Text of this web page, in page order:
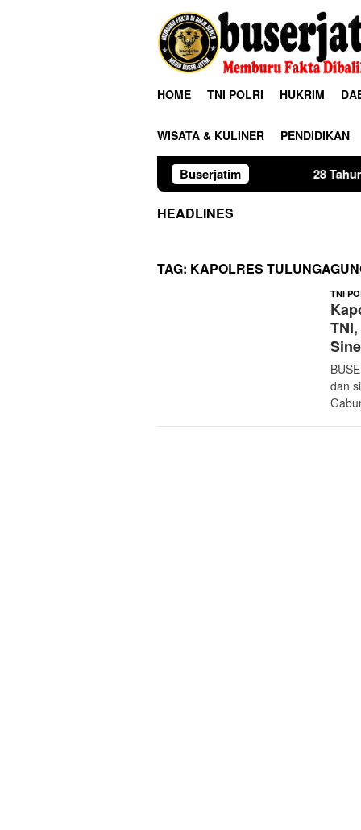
HOME TNI POLRI HUKRIM
WISATA & KULINER PENDIDIKAN
Buserjatim28 Tahun Membina
HEADLINES
TAG: KAPOLRES
TNI
dan